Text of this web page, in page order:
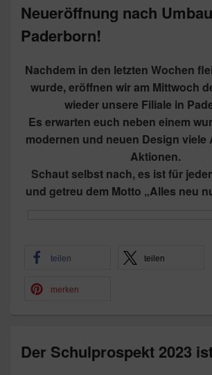
Neueröffnung nach
Paderborn!
Nachdem in den letzten Wochen
wurde, eröffnen wir am Mittwoch
wieder unsere Filiale in
Es erwarten euch neben einem
modernen und neuen Design viele
Aktionen.
Schaut selbst nach, es ist für
und getreu dem Motto „Alles neu
teilen teilen
merken
Der Schulprospekt 2023